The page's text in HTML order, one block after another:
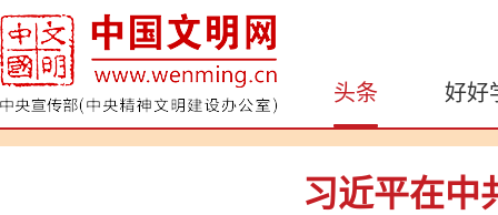
头条 好好
习近平在中